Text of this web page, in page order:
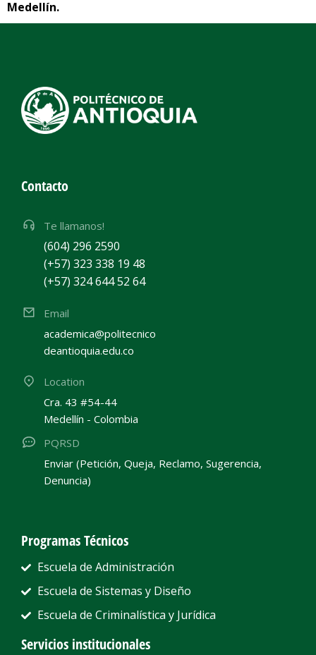
Medellín.
Contacto
Te llamanos!
(604) 296 2590
(+57) 323 338 19 48
(+57) 324 644 52 64
Email
academica@politecnico
deantioquia.edu.co
Location
Cra. 43 #54-44
Medellín - Colombia
PQRSD
Enviar (Petición, Queja, Reclamo, Sugerencia,
Denuncia)
Programas Técnicos
Escuela de Administración
Escuela de Sistemas y Diseño
Escuela de Criminalística y Jurídica
Servicios institucionales